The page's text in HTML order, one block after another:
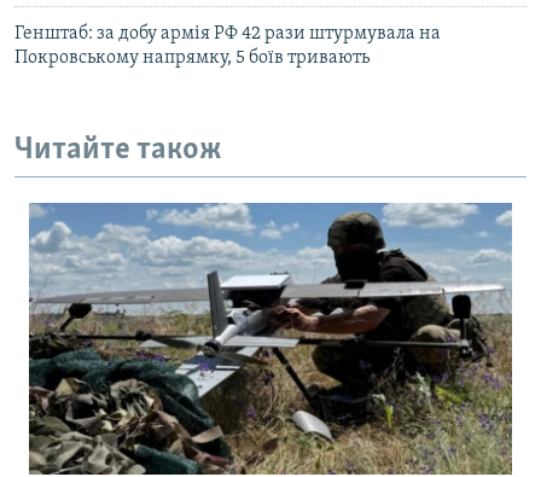
Генштаб: за добу армія РФ 42 рази штурмувала на
Покровському напрямку, 5 боїв тривають
Читайте також